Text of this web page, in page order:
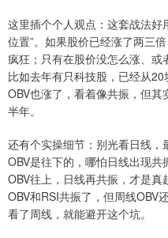
这里插个个人观点：这套战法
位置”。如果股价已经涨了两三
疯狂；只有在股价没怎么涨、或
比如去年有只科技股，已经从
OBV也涨了，看着像共振，但
半年。
还有个实操细节：别光看日线
OBV是往下的，哪怕日线出现
OBV往上，日线再共振，才是
OBV和RSI共振了，但周线OBV
看了周线，就能避开这个坑。